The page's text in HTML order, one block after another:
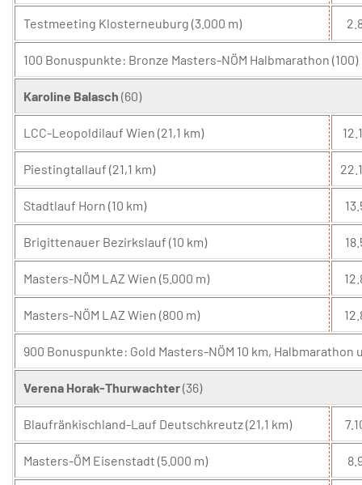
Testmeeting Klosterneuburg (3.000 m)
100 Bonuspunkte: Bronze Masters-NÖM Halbmarathon (100)
Karoline Balasch (60)
LCC-Leopoldilauf Wien (21,1 km)
Piestingtallauf (21,1 km)
Stadtlauf Horn (10 km)
Brigittenauer Bezirkslauf (10 km)
Masters-NÖM LAZ Wien (5.000 m)
Masters-NÖM LAZ Wien (800 m)
900 Bonuspunkte: Gold Masters-NÖM 10 km, Halbmarathon
Verena Horak-Thurwachter(36)
Blaufränkischland-Lauf Deutschkreutz (21,1 km)
Masters-ÖM Eisenstadt (5.000 m)